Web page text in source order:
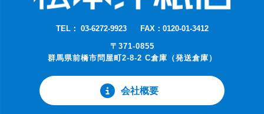
TEL： 03-6272-9923
FAX：0120-01-3412
〒371-0855
群馬県前橋市問屋町2-8-2 C倉庫（発送倉庫）
会社概要